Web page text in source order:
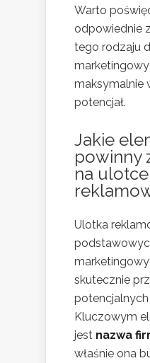
Warto
odpowiednie
tego rodzaju
maksymalnie
potencjał.
Jakie
powinny
na ulotce
Ulotka
skutecznie
potencjalnych
Kluczowym
jest nazwa
właśnie ona